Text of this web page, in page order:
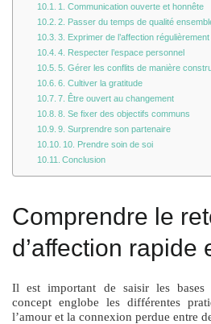
1. Communication ouverte et honnête
2. Passer du temps de qualité
3. Exprimer de l’affection régulièrement
4. Respecter l’espace personnel
5. Gérer les conflits de manière
6. Cultiver la gratitude
7. Être ouvert au changement
8. Se fixer des objectifs communs
9. Surprendre son partenaire
10. Prendre soin de soi
Conclusion
Comprendre le
d’affection rapide
Il est important de saisir les bases
concept englobe les différentes
l’amour et la connexion perdue entre